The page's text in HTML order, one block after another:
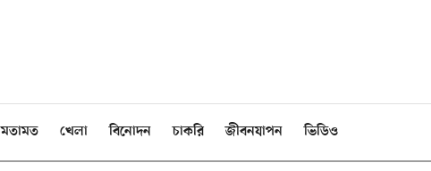
মতামত খেলা বিনোদন চাকরি জীবনযাপন ভিডিও